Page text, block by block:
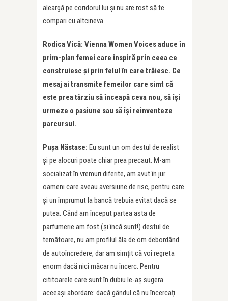
aleargă pe coridorul lui și nu are rost să te
compari cu altcineva.
Rodica Vică: Vienna Women Voices aduce în
prim-plan femei care inspiră prin ceea ce
construiesc și prin felul în care trăiesc. Ce
mesaj ai transmite femeilor care simt că
este prea târziu să înceapă ceva nou, să își
urmeze o pasiune sau să își reinventeze
parcursul.
Pușa Năstase: Eu sunt un om destul de realist
și pe alocuri poate chiar prea precaut. M-am
socializat în vremuri diferite, am avut în jur
oameni care aveau aversiune de risc, pentru care
și un împrumut la bancă trebuia evitat dacă se
putea. Când am început partea asta de
parfumerie am fost (și încă sunt!) destul de
temătoare, nu am profilul ăla de om debordând
de autoîncredere, dar am simțit că voi regreta
enorm dacă nici măcar nu încerc. Pentru
cititoarele care sunt în dubiu le-aș sugera
aceeași abordare: dacă gândul că nu încercați